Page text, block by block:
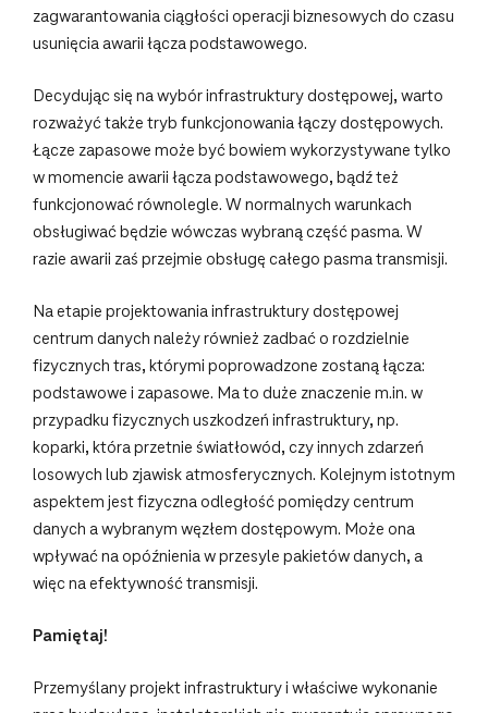
zagwarantowania ciągłości operacji biznesowych do czasu
usunięcia awarii łącza podstawowego.
Decydując się na wybór infrastruktury dostępowej, warto
rozważyć także tryb funkcjonowania łączy dostępowych.
Łącze zapasowe może być bowiem wykorzystywane tylko
w momencie awarii łącza podstawowego, bądź też
funkcjonować równolegle. W normalnych warunkach
obsługiwać będzie wówczas wybraną część pasma. W
razie awarii zaś przejmie obsługę całego pasma transmisji.
Na etapie projektowania infrastruktury dostępowej
centrum danych należy również zadbać o rozdzielnie
fizycznych tras, którymi poprowadzone zostaną łącza:
podstawowe i zapasowe. Ma to duże znaczenie m.in. w
przypadku fizycznych uszkodzeń infrastruktury, np.
koparki, która przetnie światłowód, czy innych zdarzeń
losowych lub zjawisk atmosferycznych. Kolejnym istotnym
aspektem jest fizyczna odległość pomiędzy centrum
danych a wybranym węzłem dostępowym. Może ona
wpływać na opóźnienia w przesyle pakietów danych, a
więc na efektywność transmisji.
Pamiętaj!
Przemyślany projekt infrastruktury i właściwe wykonanie